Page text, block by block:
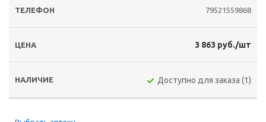
79521559868
3 863 руб./шт
Доступно для заказа (1)